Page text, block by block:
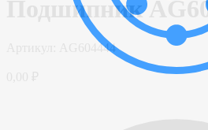
Подшипник
AG604444